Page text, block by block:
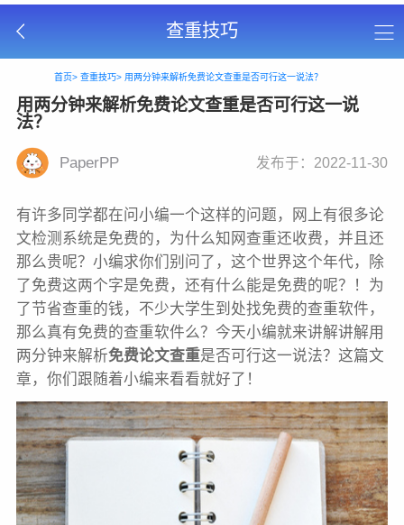
查重技巧
首页> 查重技巧> 用两分钟来解析免费论文查重是否可行这一说法？
用两分钟来解析免费论文查重是否可行这一说
法？
PaperPP 发布于：2022-11-30
有许多同学都在问小编一个这样的问题，网上有很多论
文检测系统是免费的，为什么知网查重还收费，并且还
那么贵呢？小编求你们别问了，这个世界这个年代，除
了免费这两个字是免费，还有什么能是免费的呢？！为
了节省查重的钱，不少大学生到处找免费的查重软件，
那么真有免费的查重软件么？今天小编就来讲解讲解用
两分钟来解析免费论文查重是否可行这一说法？这篇文
章，你们跟随着小编来看看就好了！